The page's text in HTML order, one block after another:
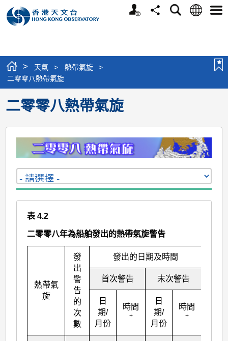
個
分
搜
語
選
> 天氣 > 熱帶氣旋
>
二零零八熱帶氣旋
二零零八熱帶氣旋
表 4.2
二零零八年為船舶發出的熱帶氣旋警告
熱帶氣
旋
發
出
警
告
的
次
數
發出的日期及時間
首次警告 末次警告
日
期/
月份
時間
+
日
期/
月份
時間
+